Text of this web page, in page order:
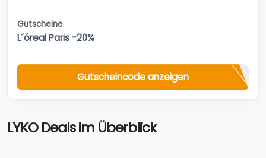
Gutscheine
L´óreal Paris -20%
Gutscheincode anzeigen
LYKO Deals im Überblick